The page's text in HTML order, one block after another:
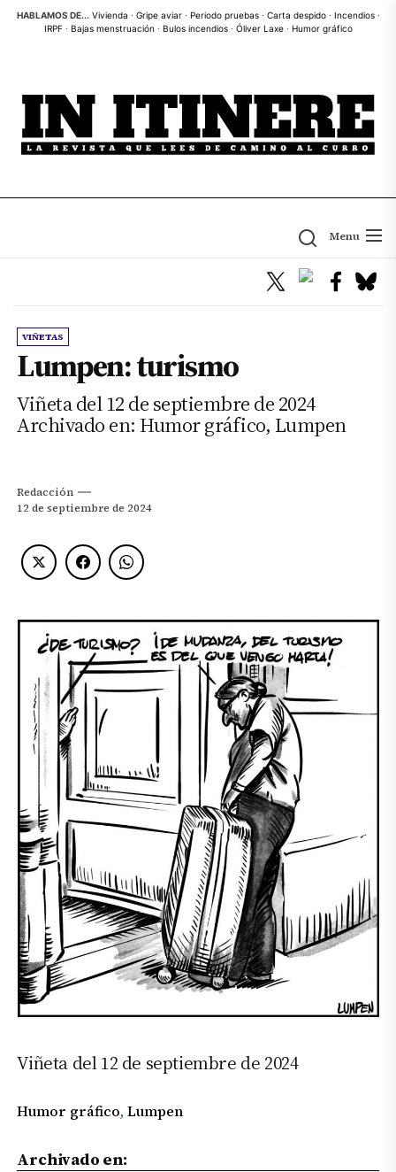
SkipHABLAMOS DE... Vivienda · Gripe aviar· Periodo pruebas· Carta despido· Incendios·
IRPF· Bajas menstruación · Bulos incendios· Óliver Laxe· Humor gráfico
Menu
VIÑETAS
Lumpen: turismo
Viñeta del 12 de septiembre de 2024
Archivado en: Humor gráfico, Lumpen
Redacción
12 de septiembre de 2024
Viñeta del 12 de septiembre de 2024
Humor gráfico, Lumpen
Archivado en: